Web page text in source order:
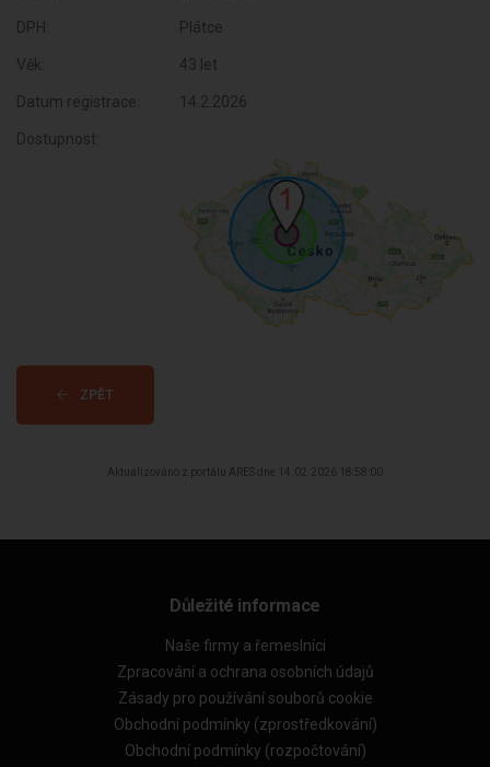
DPH: Plátce
Věk: 43 let
Datum registrace: 14.2.2026
Dostupnost:
ZPĚT
Aktualizováno z portálu ARES dne 14.02.2026 18:58:00
Důležité informace
Naše firmy a řemeslníci
Zpracování a ochrana osobních údajů
Zásady pro používání souborů cookie
Obchodní podmínky (zprostředkování)
Obchodní podmínky (rozpočtování)